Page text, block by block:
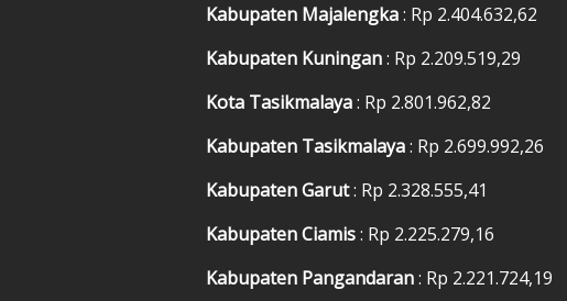
Kabupaten Majalengka: Rp 2.404.632,62
Kabupaten Kuningan: Rp 2.209.519,29
Kota Tasikmalaya: Rp 2.801.962,82
Kabupaten Tasikmalaya: Rp 2.699.992,26
Kabupaten Garut: Rp 2.328.555,41
Kabupaten Ciamis: Rp 2.225.279,16
Kabupaten Pangandaran: Rp 2.221.724,19